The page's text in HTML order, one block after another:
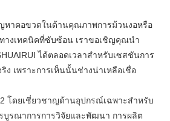
าคอขวดในด้านคุณภาพการม้วนงอหรือ
างเทคนิคที่ซับซ้อน เราขอเชิญคุณนำ
ได้ตลอดเวลาสำหรับเซสชันการ
เพราะการเห็นนั้นช่างน่าเหลือเชื่อ
โดยเชี่ยวชาญด้านอุปกรณ์เฉพาะสำหรับ
บูรณาการการวิจัยและพัฒนา การผลิต